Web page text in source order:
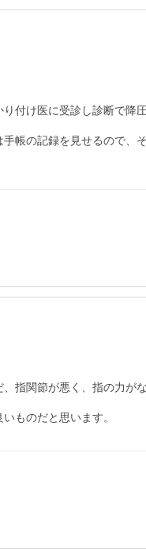
付け医に受診し診断で
帳の記録を見せるので
指関節が悪く、指の力
ものだと思います。